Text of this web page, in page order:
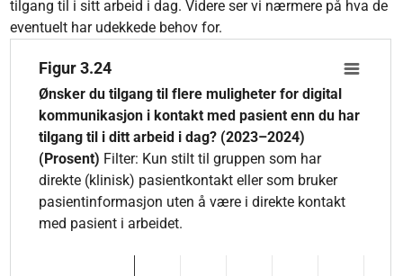
tilgang til i sitt arbeid i dag. Videre ser vi nærmere på hva de
eventuelt har udekkede behov for.
Figur 3.24
Bar chart with 4 data series.
Ønsker du tilgang til flere muligheter for digital
The chart has 1 X axis displaying categories.
The chart has 1 Y axis displaying values. Data ranges from
Figur 3.24
Ønsker du tilgang til flere muligheter for digital
kommunikasjon i kontakt med pasient enn du har
tilgang til i ditt arbeid i dag? (2023–2024)
(Prosent) Filter: Kun stilt til gruppen som har
direkte (klinisk) pasientkontakt eller som bruker
pasientinformasjon uten å være i direkte kontakt
med pasient i arbeidet.